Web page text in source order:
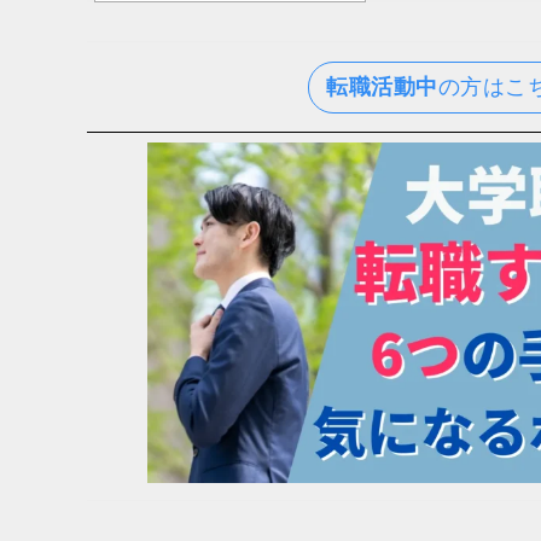
転職活動中の方はこ